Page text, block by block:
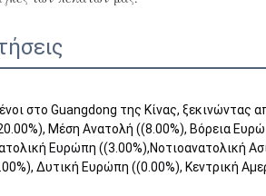
στο Guangdong της Κίνας, ξεκινώντας
Μέση Ανατολή ((8.00%), Βόρεια
Ευρώπη ((3.00%),Νοτιοανατολική
Δυτική Ευρώπη ((0.00%), Κεντρική